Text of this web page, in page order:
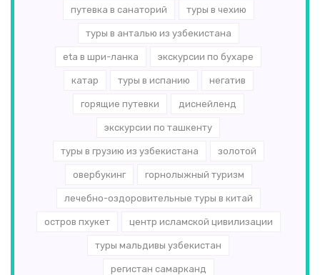
путевка в санаторий туры в чехию
туры в анталью из узбекистана
eta в шри-ланка экскурсии по бухаре
катар туры в испанию негатив
горящие путевки диснейленд
экскурсии по ташкенту
туры в грузию из узбекистана золотой
овербукинг горнолыжный туризм
лечебно-оздоровительные туры в китай
остров пхукет центр исламской цивилизации
туры мальдивы узбекистан
регистан самарканд